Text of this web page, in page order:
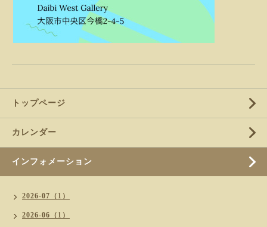
トップページ
カレンダー
インフォメーション
2026-07（1）
2026-06（1）